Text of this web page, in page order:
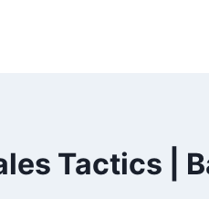
Tactics |